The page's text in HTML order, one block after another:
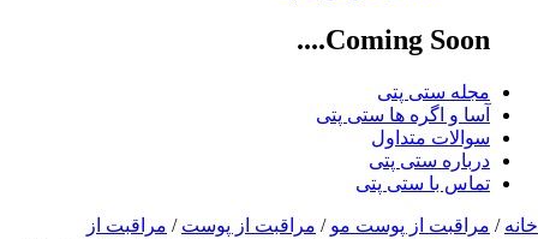
Coming Soon....
مجله ستی پتی
آسا و اگره ها ستی پتی
سوالات متداول
درباره ستی پتی
تماس با ستی پتی
خانه / مراقبت از پوست مو / مراقبت از پوست / مراقبت از